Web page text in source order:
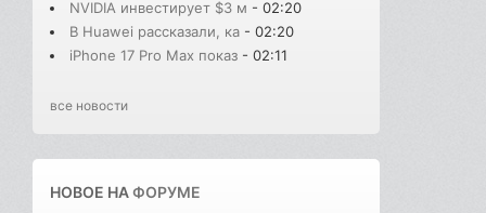
NVIDIA инвестирует $3 м - 02:20
В Huawei рассказали, ка - 02:20
iPhone 17 Pro Max показ - 02:11
все новости
НОВОЕ НАФОРУМЕ